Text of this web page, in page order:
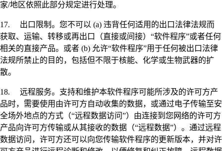
家/地区依照此部分规定进行处理。
17. 出口限制。您不可以 (a) 违背任何适用的出口法律法规而
获取、运输、转移或再出口（直接或间接）“软件程序”或者任何
相关的直接产品。或者 (b) 允许“软件程序”用于任何被出口法律
法规所禁止的目的，包括但不限于核能、化学或生物武器的扩
散。
18. 远程服务。支持和维护本软件程序可能所涉及的许可方产
品时，需要使用由许可方自动收集的数据，或通过电子传输至安
全场外地点的方式（“远程数据访问”）由连接到您网络的许可方
产品向许可方传输或从其接收的数据（“远程数据”）。通过远程
数据访问，许可方还可以向您传输软件程序的更新版本，并对许